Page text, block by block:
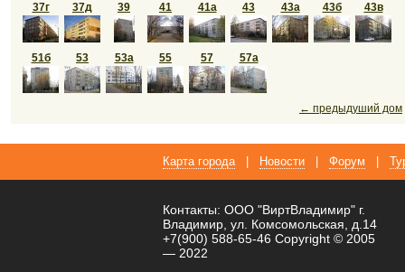
37г 37д 39 41 41а 43 43а 43б 43в
51б 53 53а 55 57 57а
← предыдуший дом
Карта города Новости Форум
Контакты: ООО "ВиртВладимир" г.
Владимир, ул. Комсомольская, д.14
+7(900) 588-65-46 Copyright © 2005
— 2022